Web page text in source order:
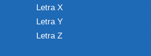
Letra X
Letra Y
Letra Z